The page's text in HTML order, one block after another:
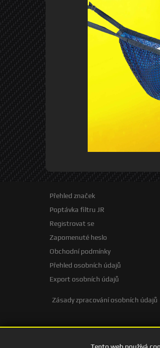
Přehled značek
Poptávka filtru JR
Registrovat se
Zapomenuté heslo
Obchodní podmínky
Přehled osobních údajů
Export osobních údajů
Zásady zpracování osobních údajů